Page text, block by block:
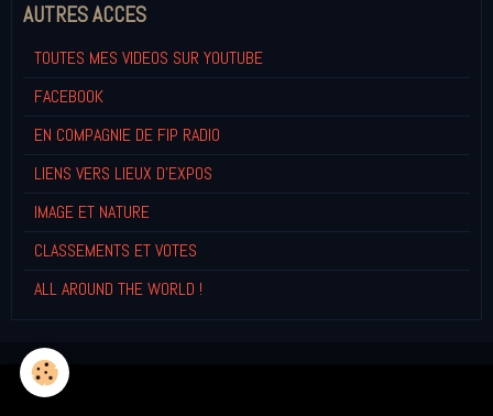
AUTRES ACCES
TOUTES MES VIDEOS SUR YOUTUBE
FACEBOOK
EN COMPAGNIE DE FIP RADIO
LIENS VERS LIEUX D'EXPOS
IMAGE ET NATURE
CLASSEMENTS ET VOTES
ALL AROUND THE WORLD !